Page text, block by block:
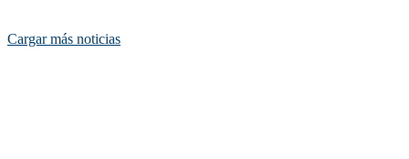
Cargar más noticias